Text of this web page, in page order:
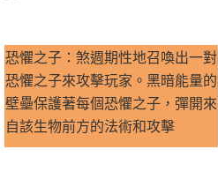
恐懼之子：煞週期性地召喚出一對
恐懼之子來攻擊玩家。黑暗能量的
壁壘保護著每個恐懼之子，彈開來
自該生物前方的法術和攻擊